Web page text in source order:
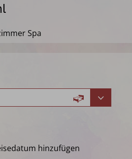
Spa
hinzufügen